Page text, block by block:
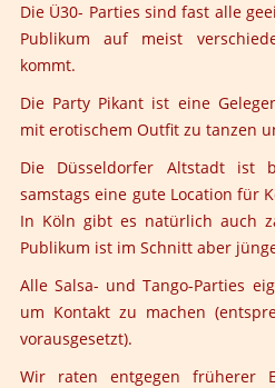
Die Ü30- Parties sind fast alle
Publikum auf meist
kommt.
Die Party Pikant ist eine
mit erotischem Outfit zu tanzen
Die Düsseldorfer Altstadt ist
samstags eine gute Location für
In Köln gibt es natürlich auch
Publikum ist im Schnitt aber
Alle Salsa- und Tango-Parties
um Kontakt zu machen
vorausgesetzt).
Wir raten entgegen früherer